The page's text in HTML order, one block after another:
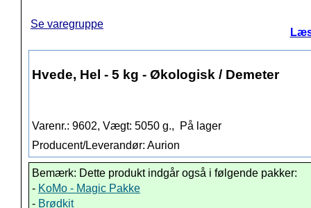
Se varegruppe
Hvede, Hel - 5 kg - Økologisk / Demeter
Varenr.: 9602, Vægt: 5050 g.,
På lager
Producent/Leverandør: Aurion
Bemærk: Dette produkt indgår også i følgende pakker:
- KoMo - Magic Pakke
- Brødkit